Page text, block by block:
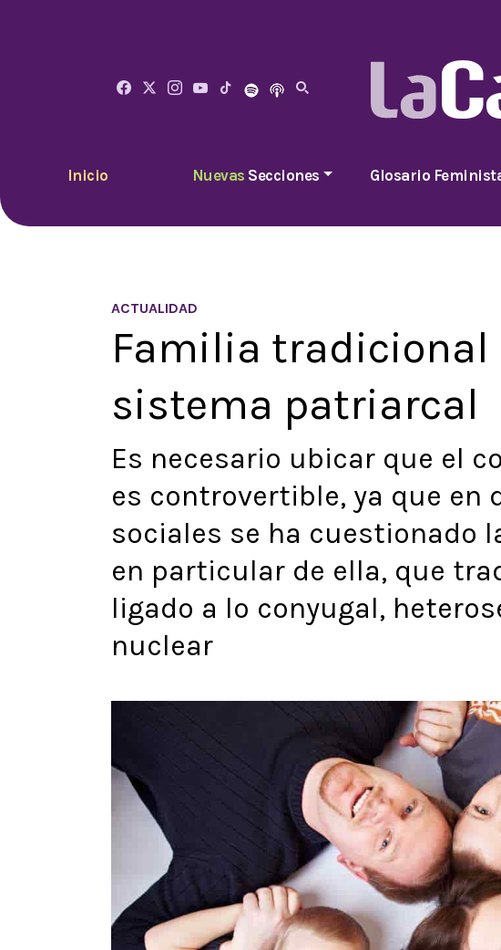
Inicio Nuevas Secciones Glosario
ACTUALIDAD
Familia tradicional
sistema patriarcal
Es necesario ubicar que el
es controvertible, ya que en
sociales se ha cuestionado
en particular de ella, que
ligado a lo conyugal,
nuclear